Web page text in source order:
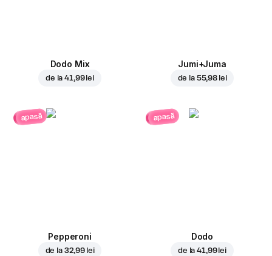
Dodo Mix
de la41,99 lei
Jumi+Juma
de la 55,98 lei
apasă
Pepperoni
de la 32,99 lei
apasă
Dodo
de la41,99 lei